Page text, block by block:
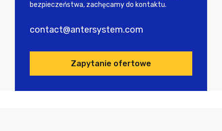
bezpieczeństwa, zachęcamy do kontaktu.
contact@antersystem.com
Zapytanie ofertowe